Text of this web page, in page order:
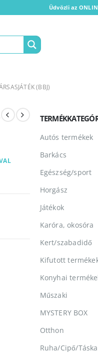
Üdvözli az
(BBJ)
Autós termékek
Barkács
Egészség/sport
Horgász
Játékok
Karóra, okosóra
Kert/szabadidő
Kifutott
Konyhai
Műszaki
MYSTERY BOX
Otthon
Ruha/Cipő/Táska